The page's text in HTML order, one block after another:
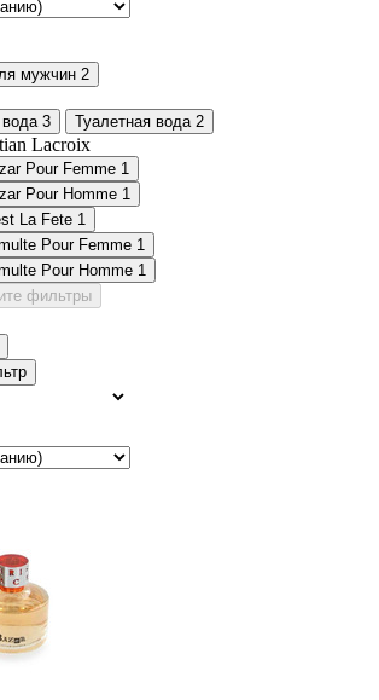
мужчин 2
3 Туалетная вода 2
Lacroix
Pour Femme 1
Pour Homme 1
La Fete 1
Pour Femme 1
Pour Homme 1
фильтры